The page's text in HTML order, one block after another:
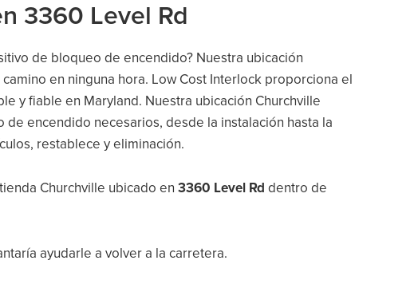
3360 Level Rd
de bloqueo de encendido? Nuestra ubicación
en ninguna hora. Low Cost Interlock proporciona el
y fiable en Maryland. Nuestra ubicación Churchville
encendido necesarios, desde la instalación hasta la
restablece y eliminación.
Churchville ubicado en3360 Level Rd dentro de
ayudarle a volver a la carretera.